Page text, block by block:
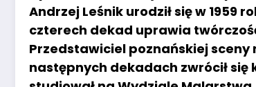
Andrzej Leśnik urodził się w 1959
czterech dekad uprawia
Przedstawiciel poznańskiej
następnych dekadach zwrócił